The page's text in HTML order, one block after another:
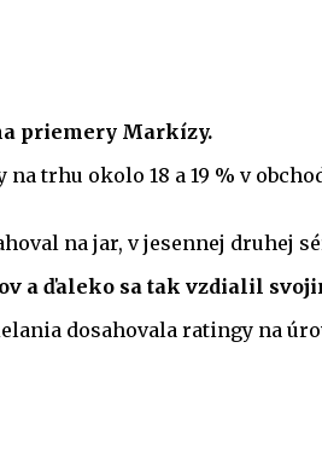
priemery Markízy.
trhu okolo 18 a 19 % v
na jar, v jesennej druhej
a ďaleko sa tak vzdialil
dosahovala ratingy na